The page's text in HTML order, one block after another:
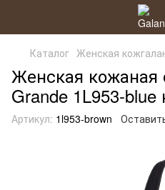
Каталог Женская
Женская кожаная
Grande 1L953-
Артикул: 1l953-brown